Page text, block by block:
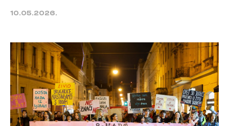
10.05.2026.